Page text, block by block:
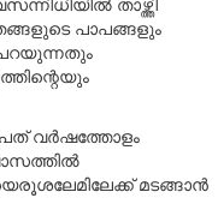
പാപങ്ങളും
വർഷത്തോളം
മടങ്ങാൻ